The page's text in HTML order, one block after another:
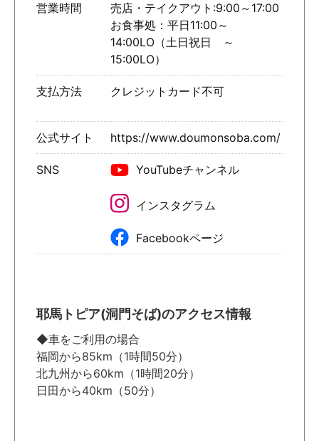
営業時間
売店・テイクアウト:9:00～17:00
お食事処：平日11:00～
14:00LO（土日祝日 ～
15:00LO）
支払方法 クレジットカード不可
公式サイト https://www.doumonsoba.com/
SNS YouTubeチャンネル
インスタグラム
Facebookページ
耶馬トピア(洞門そば)のアクセス情報
◆車をご利用の場合
福岡から85km（1時間50分）
北九州から60km（1時間20分）
日田から40km（50分）